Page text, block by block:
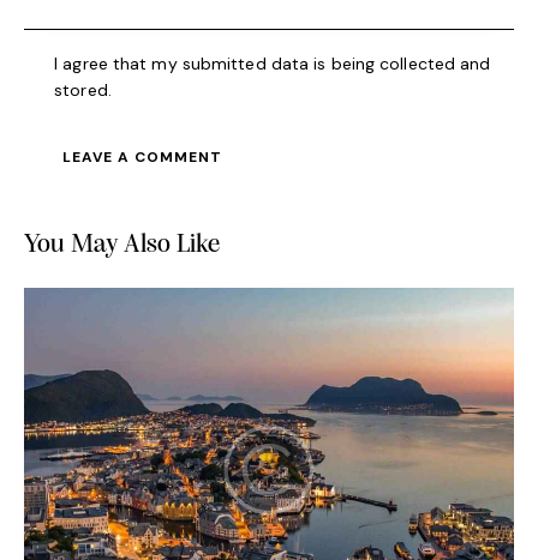
I agree that my submitted data is being collected and
stored.
You May Also Like